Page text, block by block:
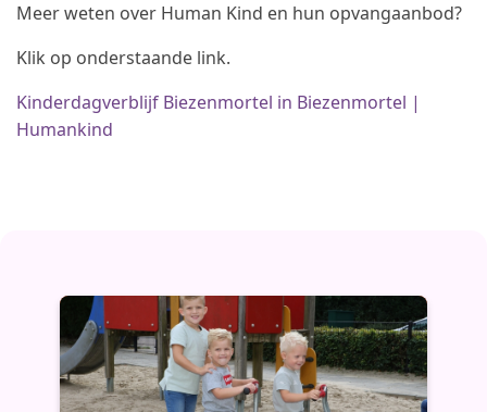
Meer weten over Human Kind en hun opvangaanbod?
Klik op onderstaande link.
Kinderdagverblijf Biezenmortel in Biezenmortel |
Humankind